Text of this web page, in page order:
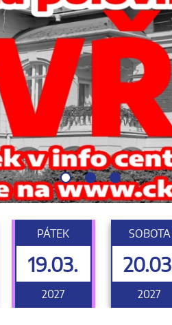
PÁTEK
19.03.
2027
SOBOTA
2027